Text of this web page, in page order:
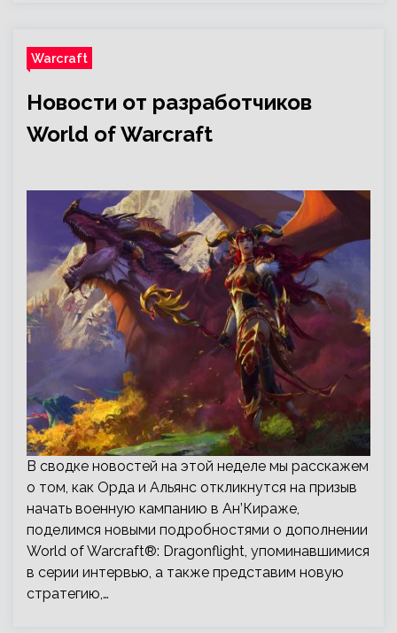
Warcraft
Новости от разработчиков
World of Warcraft
В сводке новостей на этой неделе мы расскажем
о том, как Орда и Альянс откликнутся на призыв
начать военную кампанию в Ан’Кираже,
поделимся новыми подробностями о дополнении
World of Warcraft®: Dragonflight, упоминавшимися
в серии интервью, а также представим новую
стратегию,…